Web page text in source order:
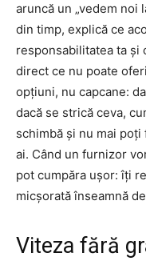
aruncă un „vedem noi
din timp, explică ce
responsabilitatea ta și
direct ce nu poate
opțiuni, nu capcane:
dacă se strică ceva,
schimbă și nu mai
ai. Când un furnizor
pot cumpăra ușor: îți
micșorată înseamnă
Viteza fără